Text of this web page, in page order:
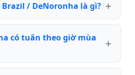
Brazil / DeNoronha là gì?
có tuân theo giờ mùa